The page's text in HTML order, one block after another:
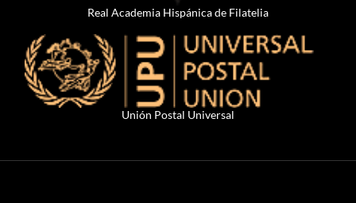
Real Academia Hispánica de Filatelia
Unión Postal Universal